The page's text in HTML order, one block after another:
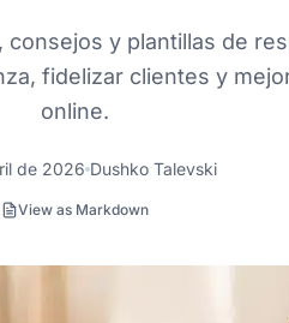
y plantillas de
fidelizar clientes y
online.
de 2026 Dushko Talevski
View as Markdown